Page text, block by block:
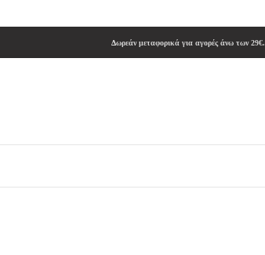
Δωρεάν μεταφορικά για αγορές άνω των 29€.